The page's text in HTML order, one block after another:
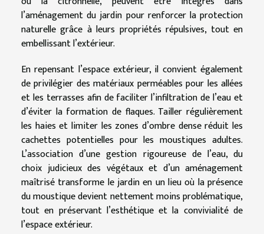
l’aménagement du jardin pour renforcer la protection
naturelle grâce à leurs propriétés répulsives, tout en
embellissant l’extérieur.
En repensant l’espace extérieur, il convient également
de privilégier des matériaux perméables pour les allées
et les terrasses afin de faciliter l’infiltration de l’eau et
d’éviter la formation de flaques. Tailler régulièrement
les haies et limiter les zones d’ombre dense réduit les
cachettes potentielles pour les moustiques adultes.
L’association d’une gestion rigoureuse de l’eau, du
choix judicieux des végétaux et d’un aménagement
maîtrisé transforme le jardin en un lieu où la présence
du moustique devient nettement moins problématique,
tout en préservant l’esthétique et la convivialité de
l’espace extérieur.